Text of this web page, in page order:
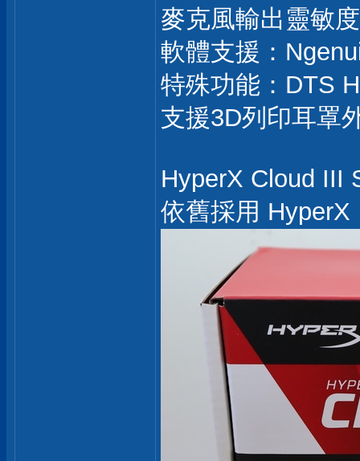
麥克風輸出靈敏
軟體支援：
特殊功能：DTS
支援3D列印耳罩
HyperX Cloud III
依舊採用 HyperX